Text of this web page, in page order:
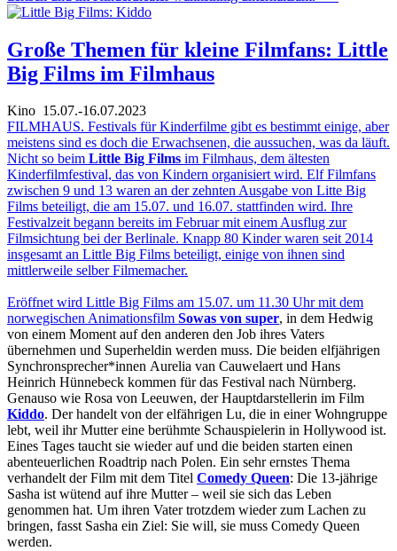
Große Themen für kleine Filmfans: Little
Big Films im Filmhaus
Kino 15.07.-16.07.2023
FILMHAUS. Festivals für Kinderfilme gibt es bestimmt einige, aber
meistens sind es doch die Erwachsenen, die aussuchen, was da läuft.
Nicht so beim Little Big Films im Filmhaus, dem ältesten
Kinderfilmfestival, das von Kindern organisiert wird. Elf Filmfans
zwischen 9 und 13 waren an der zehnten Ausgabe von Litte Big
Films beteiligt, die am 15.07. und 16.07. stattfinden wird. Ihre
Festivalzeit begann bereits im Februar mit einem Ausflug zur
Filmsichtung bei der Berlinale. Knapp 80 Kinder waren seit 2014
insgesamt an Little Big Films beteiligt, einige von ihnen sind
mittlerweile selber Filmemacher.
Eröffnet wird Little Big Films am 15.07. um 11.30 Uhr mit dem
norwegischen Animationsfilm Sowas von super, in dem Hedwig
von einem Moment auf den anderen den Job ihres Vaters
übernehmen und Superheldin werden muss. Die beiden elfjährigen
Synchronsprecher*innen Aurelia van Cauwelaert und Hans
Heinrich Hünnebeck kommen für das Festival nach Nürnberg.
Genauso wie Rosa von Leeuwen, der Hauptdarstellerin im Film
Kiddo. Der handelt von der elfährigen Lu, die in einer Wohngruppe
lebt, weil ihr Mutter eine berühmte Schauspielerin in Hollywood ist.
Eines Tages taucht sie wieder auf und die beiden starten einen
abenteuerlichen Roadtrip nach Polen. Ein sehr ernstes Thema
verhandelt der Film mit dem Titel Comedy Queen: Die 13-jährige
Sasha ist wütend auf ihre Mutter – weil sie sich das Leben
genommen hat. Um ihren Vater trotzdem wieder zum Lachen zu
bringen, fasst Sasha ein Ziel: Sie will, sie muss Comedy Queen
werden.